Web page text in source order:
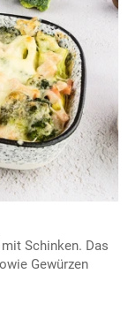
Schinken. Das
Gewürzen